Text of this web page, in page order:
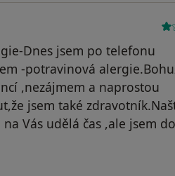
Dnes jsem po telefonu
-potravinová
,nezájmem a naprostou
jsem také
Vás udělá čas ,ale jsem
odstraněn